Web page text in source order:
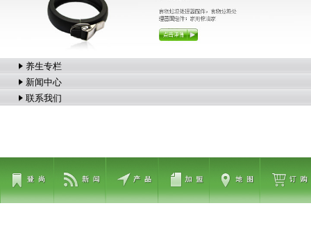
养生专栏
新闻中心
联系我们